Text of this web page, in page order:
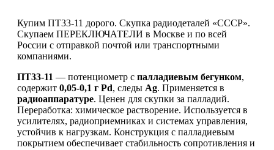
Купим ПТ33-11 дорого. Скупка радиодеталей «СССР».
Скупаем ПЕРЕКЛЮЧАТЕЛИ в Москве и по всей
России с отправкой почтой или транспортными
компаниями.
ПТ33-11 — потенциометр с палладиевым бегунком,
содержит 0,05-0,1 г Pd, следы Ag. Применяется в
радиоаппаратуре. Ценен для скупки за палладий.
Переработка: химическое растворение. Используется в
усилителях, радиоприемниках и системах управления,
устойчив к нагрузкам. Конструкция с палладиевым
покрытием обеспечивает стабильность сопротивления и